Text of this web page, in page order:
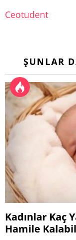
Ceotudent
ŞUNLAR
Kadınlar Kaç
Hamile